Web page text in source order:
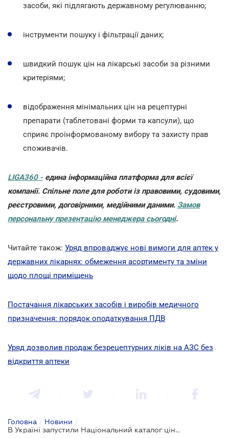
засоби, які підлягають державному регулюванню;
інструменти пошуку і фільтрації даних;
швидкий пошук цін на лікарські засоби за різними
критеріями;
відображення мінімальних цін на рецептурні
препарати (таблетовані форми та капсули), що
сприяє проінформованому вибору та захисту прав
споживачів.
LIGA360 - едина інформаційна платформа для всієї
компанії. Спільне поле для роботи із правовими, судовими,
реєстровими, договірними, медійними даними. Замов
персональну презентацію менеджера сьогодні.
Читайте також: Уряд впроваджує нові вимоги для аптек у
державних лікарнях: обмеження асортименту та зміни
щодо площі приміщень
Постачання лікарських засобів і виробів медичного
призначення: порядок оподаткування ПДВ
Уряд дозволив продаж безрецептурних ліків на АЗС без
відкриття аптеки
Головна / Новини /
В Україні запустили Національний каталог цін на ліки